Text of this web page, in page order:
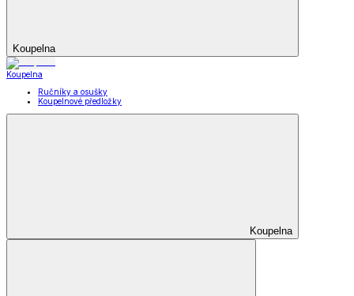
Koupelna
Koupelna
Ručníky a osušky
Koupelnové předložky
Koupelna